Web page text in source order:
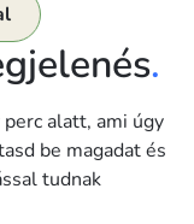
.
alatt, ami úgy
be magadat és
tudnak